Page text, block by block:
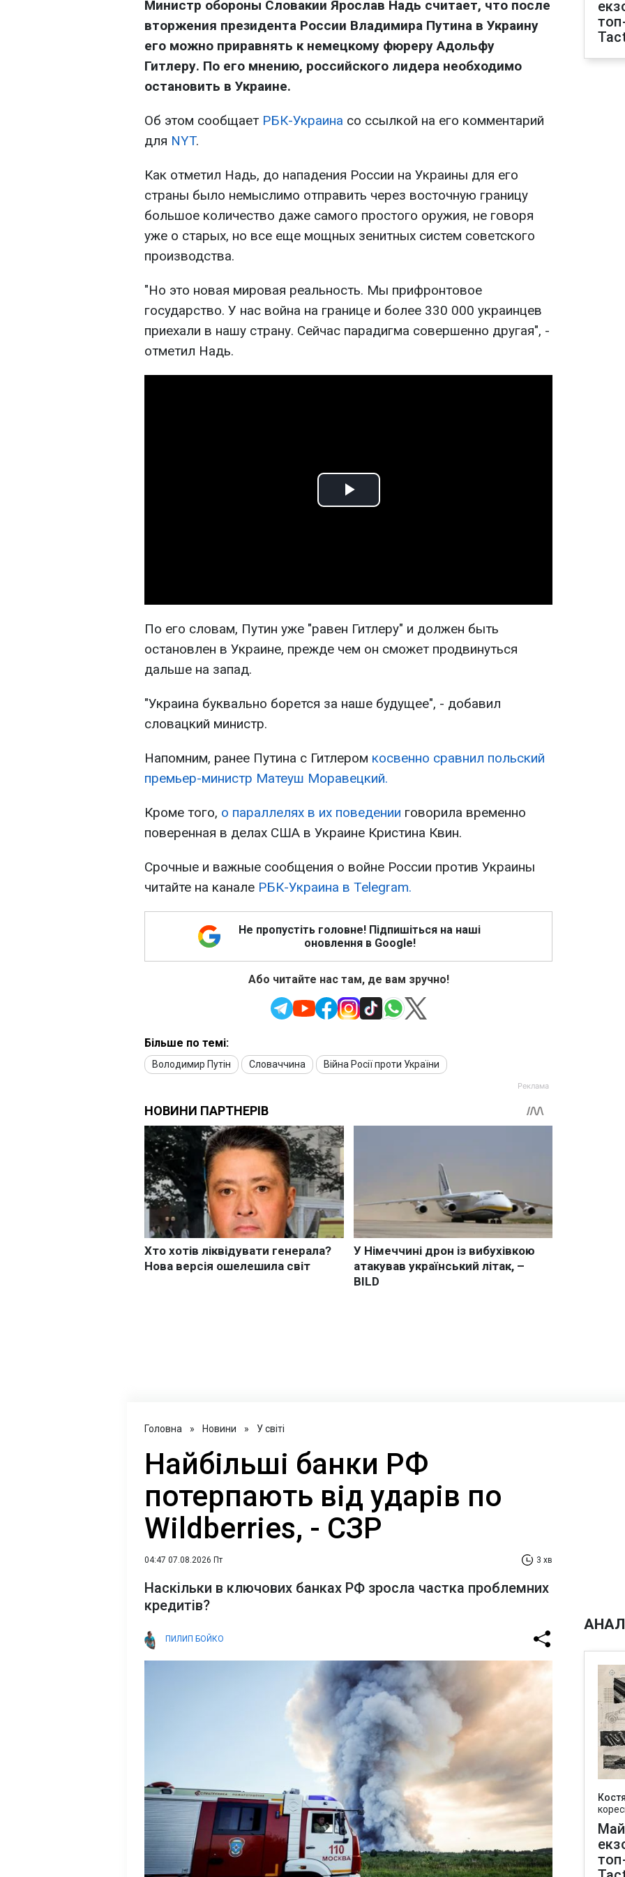
Министр обороны Словакии Ярослав Надь считает, что после
вторжения президента России Владимира Путина в Украину
его можно приравнять к немецкому фюреру Адольфу
Гитлеру. По его мнению, российского лидера необходимо
остановить в Украине.
Об этом сообщает РБК-Украина со ссылкой на его комментарий
для NYT.
Как отметил Надь, до нападения России на Украины для его
страны было немыслимо отправить через восточную границу
большое количество даже самого простого оружия, не говоря
уже о старых, но все еще мощных зенитных систем советского
производства.
"Но это новая мировая реальность. Мы прифронтовое
государство. У нас война на границе и более 330 000 украинцев
приехали в нашу страну. Сейчас парадигма совершенно другая", -
отметил Надь.
Play
По его словам, Путин уже "равен Гитлеру" и должен быть
остановлен в Украине, прежде чем он сможет продвинуться
дальше на запад.
"Украина буквально борется за наше будущее", - добавил
словацкий министр.
Напомним, ранее Путина с Гитлером косвенно сравнил польский
премьер-министр Матеуш Моравецкий.
Кроме того, о параллелях в их поведении говорила временно
поверенная в делах США в Украине Кристина Квин.
Срочные и важные сообщения о войне России против Украины
читайте на канале РБК-Украина в Telegram.
Не пропустіть головне! Підпишіться на наші
оновлення в Google!
Або читайте нас там, де вам зручно!
Більше по темі:
Володимир Путін Словаччина Війна Росії проти України
Головна » Новини » У світі
Найбільші банки РФ
потерпають від ударів по
Wildberries, - СЗР
04:47 07.08.2026 Пт 3 хв
Наскільки в ключових банках РФ зросла частка проблемних
кредитів?
ПИЛИП БОЙКО